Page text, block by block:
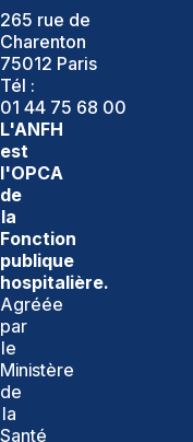
265 rue de
Charenton
75012 Paris
Tél :
01 44 75 68 00
L'ANFH
est
l'OPCA
de
la
Fonction
publique
hospitalière.
Agréée
par
le
Ministère
de
la
Santé